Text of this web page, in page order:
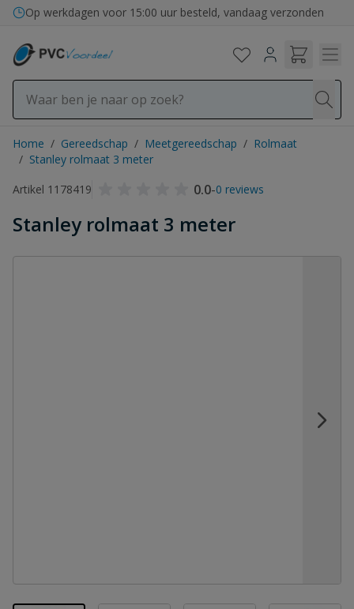
Ga naar de inhoud
Op werkdagen voor 15:00 uur besteld, vandaag verzonden
Home / Gereedschap / Meetgereedschap / Rolmaat
/ Stanley rolmaat 3 meter
Artikel 1178419
0.0-0 reviews
Stanley rolmaat 3 meter